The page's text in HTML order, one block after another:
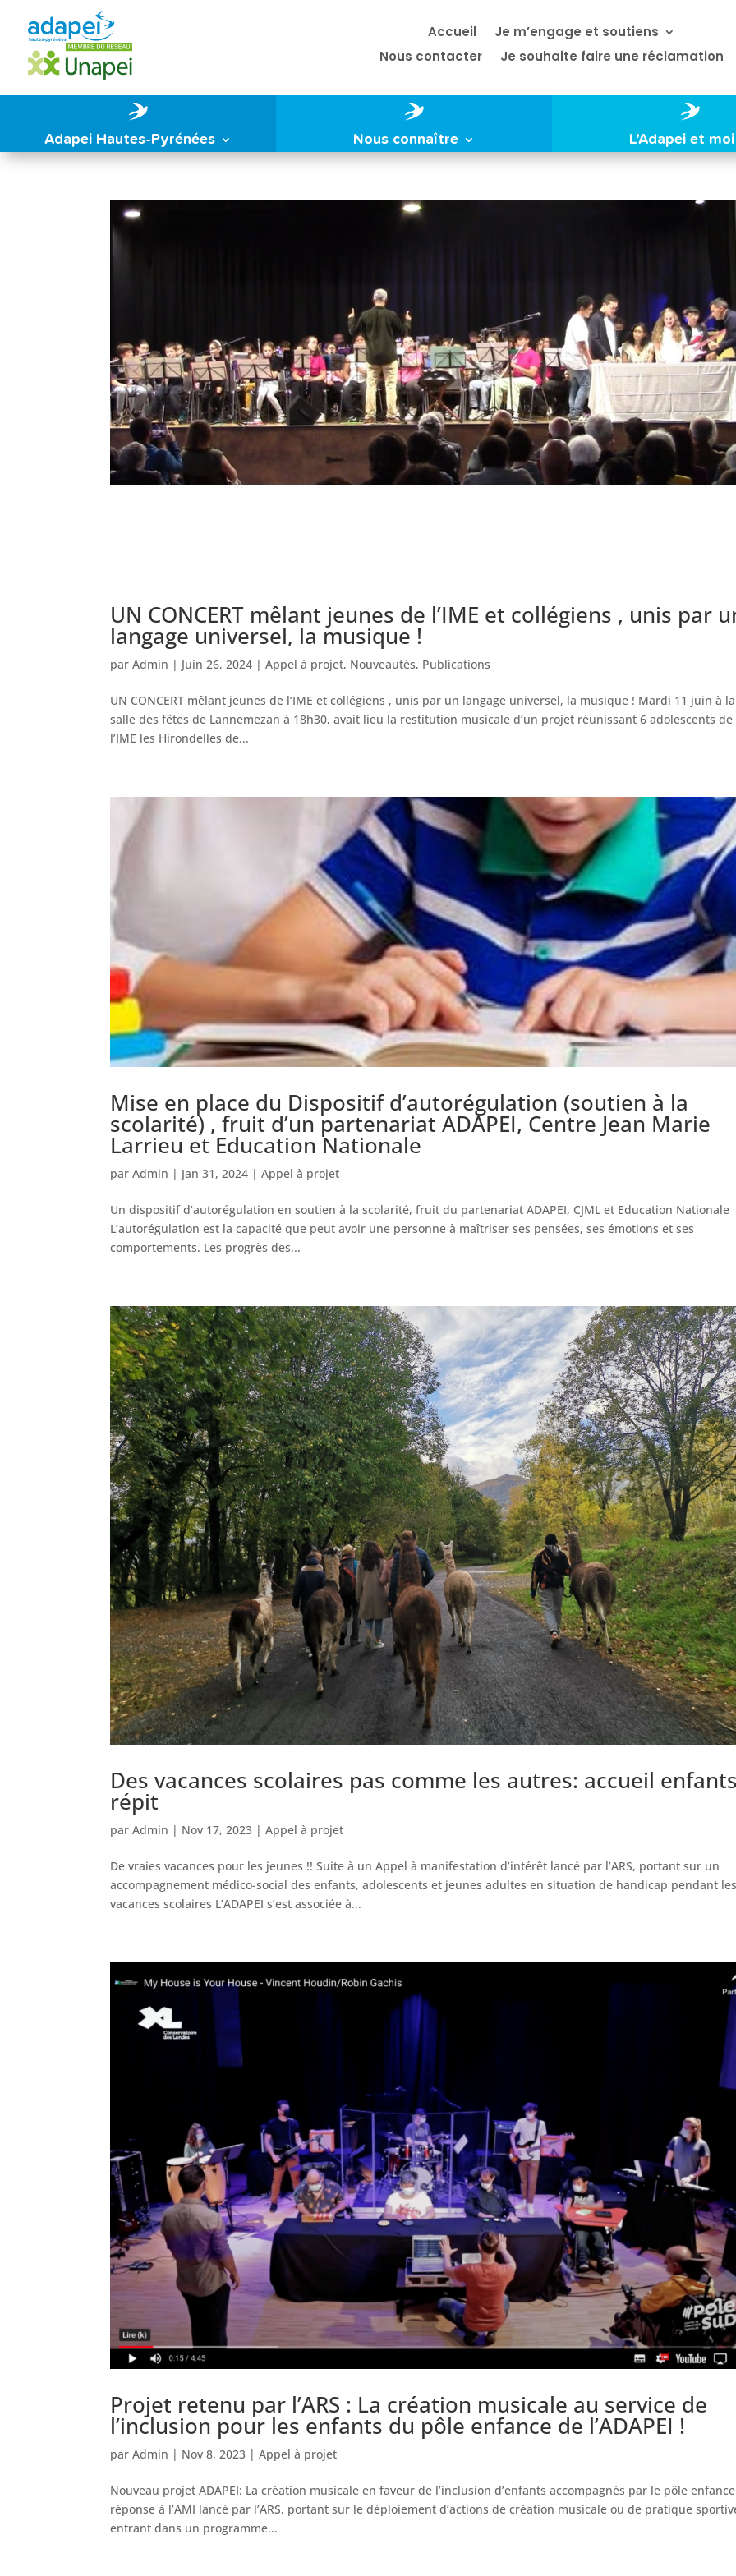
Accueil
Je m’engage et soutiens
Nous contacter
Je souhaite faire une réclamation
Adapei Hautes-Pyrénées Nous connaître L’Adapei et moi
UN CONCERT mêlant jeunes de l’IME et collégiens , unis par
langage universel, la musique !
parAdmin | Juin 26, 2024 |Appel à projet, Nouveautés, Publications
UN CONCERT mêlant jeunes de l’IME et collégiens , unis par un langage universel, la musique ! Mardi 11 juin à la
salle des fêtes de Lannemezan à 18h30, avait lieu la restitution musicale d’un projet réunissant 6 adolescents de
l’IME les Hirondelles de...
Mise en place du Dispositif d’autorégulation (soutien à la
scolarité) , fruit d’un partenariat ADAPEI, Centre Jean Marie
Larrieu et Education Nationale
parAdmin | Jan 31, 2024 |Appel à projet
Un dispositif d’autorégulation en soutien à la scolarité, fruit du partenariat ADAPEI, CJML et Education Nationale
L’autorégulation est la capacité que peut avoir une personne à maîtriser ses pensées, ses émotions et ses
comportements. Les progrès des...
Des vacances scolaires pas comme les autres: accueil
répit
parAdmin | Nov 17, 2023 |Appel à projet
De vraies vacances pour les jeunes !! Suite à un Appel à manifestation d’intérêt lancé par l’ARS, portant sur un
accompagnement médico-social des enfants, adolescents et jeunes adultes en situation de handicap pendant
vacances scolaires L’ADAPEI s’est associée à...
Projet retenu par l’ARS : La création musicale au service de
l’inclusion pour les enfants du pôle enfance de l’ADAPEI !
parAdmin | Nov 8, 2023 |Appel à projet
Nouveau projet ADAPEI: La création musicale en faveur de l’inclusion d’enfants accompagnés par le pôle
réponse à l’AMI lancé par l’ARS, portant sur le déploiement d’actions de création musicale ou de pratique
entrant dans un programme...